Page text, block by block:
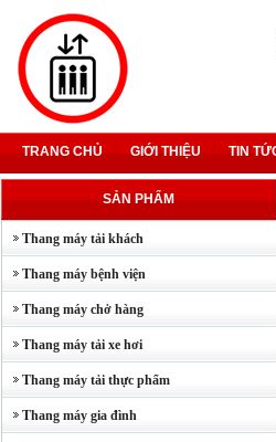
TRANG CHỦ GIỚI THIỆU TIN
SẢN PHẨM
Thang máy tải khách
Thang máy bệnh viện
Thang máy chở hàng
Thang máy tải xe hơi
Thang máy tải thực phẩm
Thang máy gia đình